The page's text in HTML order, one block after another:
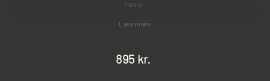
farver.
Læs mere
Normalpris
895 kr.